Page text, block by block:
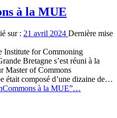
à la MUE
sur : 21 avril 2024 Dernière mise
Institute for Commoning
Bretagne s’est réuni à la
Master of Commons
composé d’une dizaine de…
à la MUE”…